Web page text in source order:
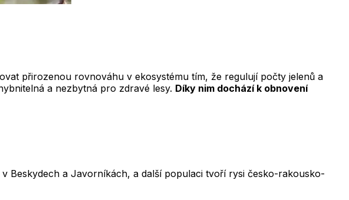
přirozenou rovnováhu v ekosystému tím, že regulují počty jelenů a
a nezbytná pro zdravé lesy. Díky nim dochází k obnovení
Beskydech a Javorníkách, a další populaci tvoří rysi česko-rakousko-